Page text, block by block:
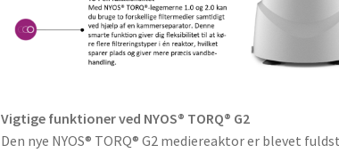
Vigtige funktioner ved NYOS® TORQ® G2
Den nye NYOS® TORQ® G2 mediereaktor er blevet